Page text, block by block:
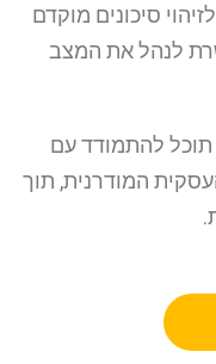
סיכונים מוקדם
לנהל את המצב
להתמודד עם
המודרנית, תוך